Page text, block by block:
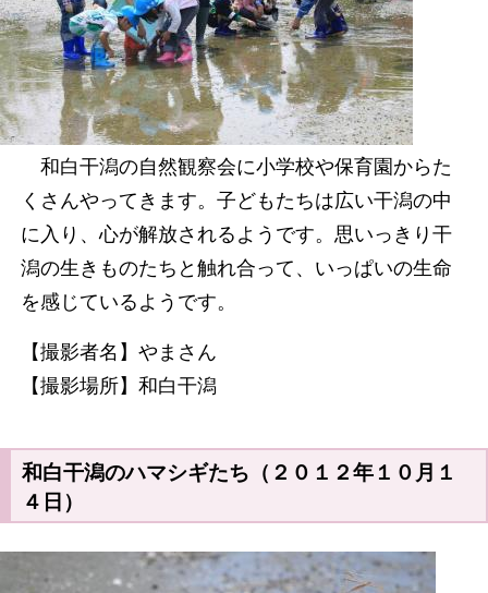
和白干潟の自然観察会に小学校や保育園からた
くさんやってきます。子どもたちは広い干潟の中
に入り、心が解放されるようです。思いっきり干
潟の生きものたちと触れ合って、いっぱいの生命
を感じているようです。
【撮影者名】やまさん
【撮影場所】和白干潟
和白干潟のハマシギたち（２０１２年１０月１
４日）